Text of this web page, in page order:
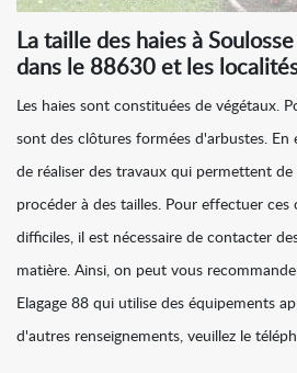
La taille des haies à
dans le 88630 et les
Les haies sont constituées de végétaux.
sont des clôtures formées d'arbustes.
de réaliser des travaux qui permettent
procéder à des tailles. Pour effectuer
difficiles, il est nécessaire de contacter
matière. Ainsi, on peut vous
Elagage 88 qui utilise des équipements
d'autres renseignements, veuillez le